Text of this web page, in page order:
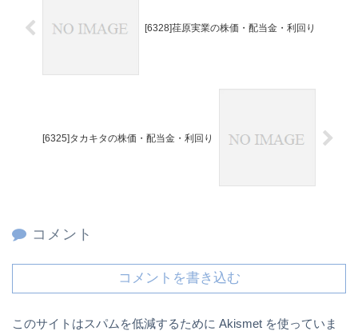
[6328]荏原実業の株価・配当金・利回り
[6325]タカキタの株価・配当金・利回り
コメント
コメントを書き込む
このサイトはスパムを低減するために Akismet を使っていま